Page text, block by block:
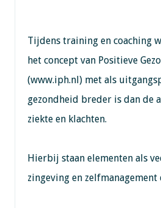
Tijdens training en coaching
het concept van Positieve
(www.iph.nl) met als
gezondheid breder is dan de
ziekte en klachten.
Hierbij staan elementen als
zingeving en zelfmanagement